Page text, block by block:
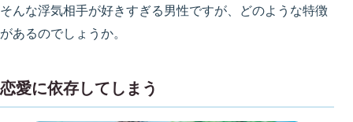
そんな浮気相手が好きすぎる男性ですが、どのような特徴
があるのでしょうか。
恋愛に依存してしまう